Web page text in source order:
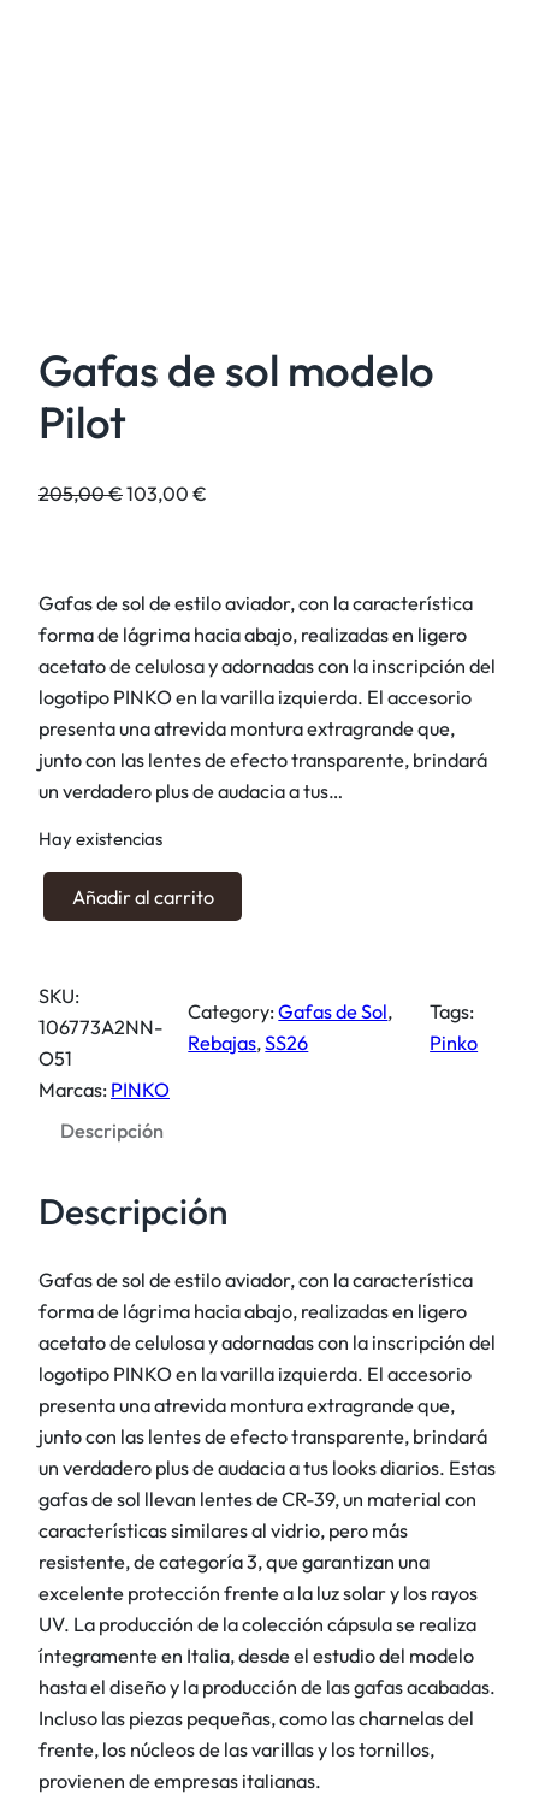
Gafas de sol modelo
Pilot
205,00€E
e
c
i
o
o
r
i
g
i
n
r
:
,
0
€
.
103,00 €
e
c
i
o
a
c
t
a
l
1
0
.
Gafas de sol de estilo aviador, con la característica
forma de lágrima hacia abajo, realizadas en ligero
acetato de celulosa y adornadas con la inscripción del
logotipo PINKO en la varilla izquierda. El accesorio
presenta una atrevida montura extragrande que,
junto con las lentes de efecto transparente, brindará
un verdadero plus de audacia a tus…
Hay existencias
a
s
d
e
s
m
o
e
l
o
P
i
l
o
t
c
a
n
t
i
d
a
d
Añadir al carrito
SKU:
106773A2NN-
O51
Category:Gafas de Sol
Rebajas, SS26
Tags:
Pinko
Marcas: PINKO
Descripción
Descripción
Gafas de sol de estilo aviador, con la característica
forma de lágrima hacia abajo, realizadas en ligero
acetato de celulosa y adornadas con la inscripción del
logotipo PINKO en la varilla izquierda. El accesorio
presenta una atrevida montura extragrande que,
junto con las lentes de efecto transparente, brindará
un verdadero plus de audacia a tus looks diarios. Estas
gafas de sol llevan lentes de CR-39, un material con
características similares al vidrio, pero más
resistente, de categoría 3, que garantizan una
excelente protección frente a la luz solar y los rayos
UV. La producción de la colección cápsula se realiza
íntegramente en Italia, desde el estudio del modelo
hasta el diseño y la producción de las gafas acabadas.
Incluso las piezas pequeñas, como las charnelas del
frente, los núcleos de las varillas y los tornillos,
provienen de empresas italianas.